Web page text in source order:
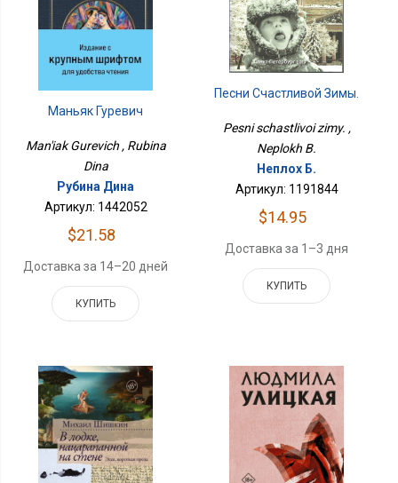
Маньяк Гуревич
Man'iak Gurevich , Rubina
Dina
Рубина Дина
Артикул: 1442052
$21.58
Доставка за 14–20 дней
КУПИТЬ
Песни Счастливой Зимы.
Pesni schastlivoi zimy. ,
Neplokh B.
Неплох Б.
Артикул: 1191844
$14.95
Доставка за 1–3 дня
КУПИТЬ